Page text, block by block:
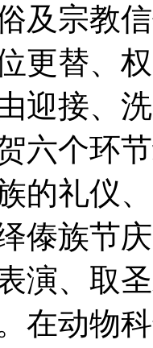
及宗教
更替、
迎接、
六个环
的礼仪
傣族节
演、取
在动物